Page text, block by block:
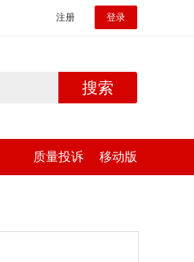
注册 登录
搜索
质量投诉 移动版